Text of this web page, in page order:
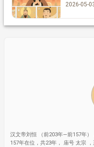
2026-05-
汉文帝刘恒 （前203年—前157年
157年在位，共23年， 庙号 太宗